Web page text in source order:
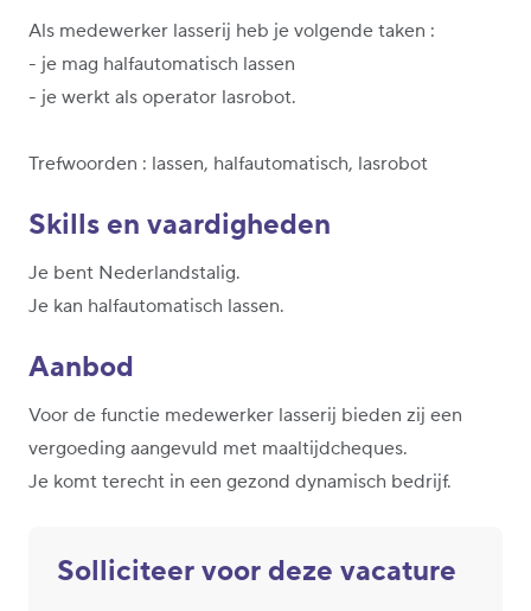
Als medewerker lasserij heb je volgende taken :
- je mag halfautomatisch lassen
- je werkt als operator lasrobot.
Trefwoorden : lassen, halfautomatisch, lasrobot
Skills en vaardigheden
Je bent Nederlandstalig.
Je kan halfautomatisch lassen.
Aanbod
Voor de functie medewerker lasserij bieden zij een
vergoeding aangevuld met maaltijdcheques.
Je komt terecht in een gezond dynamisch bedrijf.
Solliciteer voor deze vacature